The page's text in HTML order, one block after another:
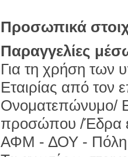
Προσωπικά
Παραγγελίες
Για τη χρήση των
Εταιρίας από τον
Ονοματεπώνυμο/
προσώπου /Έδρα
ΑΦΜ - ΔΟΥ - Πόλη -